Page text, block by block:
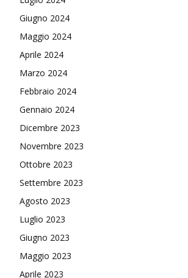
Giugno 2024
Maggio 2024
Aprile 2024
Marzo 2024
Febbraio 2024
Gennaio 2024
Dicembre 2023
Novembre 2023
Ottobre 2023
Settembre 2023
Agosto 2023
Luglio 2023
Giugno 2023
Maggio 2023
Aprile 2023